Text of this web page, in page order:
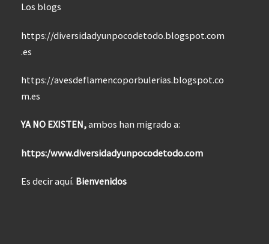
Los blogs
https://diversidadyunpocodetodo.blogspot.com
.es
https://avesdeflamencoporbulerias.blogspot.co
m.es
YA NO EXISTEN,ambos han migrado a:
https:/www.diversidadyunpocodetodo.com
Es decir aquí. Bienvenidos